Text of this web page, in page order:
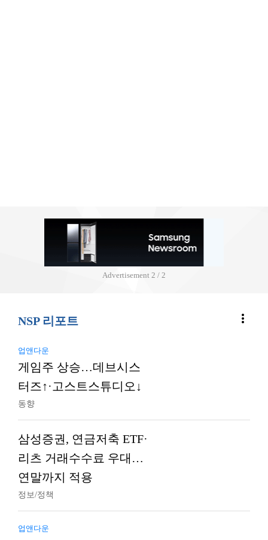
Advertisement 2 / 2
NSP 리포트 more_vert
업앤다운
게임주 상승…데브시스
터즈↑·고스트스튜디오↓
동향
삼성증권, 연금저축 ETF·
리츠 거래수수료 우대…
연말까지 적용
정보/정책
업앤다운